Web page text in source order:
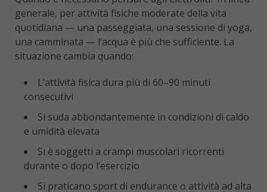
generale, per attività fisiche moderate della vita
quotidiana — una passeggiata, una sessione di yoga,
una camminata — l’acqua è più che sufficiente. La
situazione cambia quando:
L’attività fisica dura più di 60–90 minuti
consecutivi
Si suda abbondantemente in condizioni di caldo
e umidità elevata
Si è soggetti a crampi muscolari ricorrenti
durante o dopo l’esercizio
Si praticano sport di endurance o attività ad alta